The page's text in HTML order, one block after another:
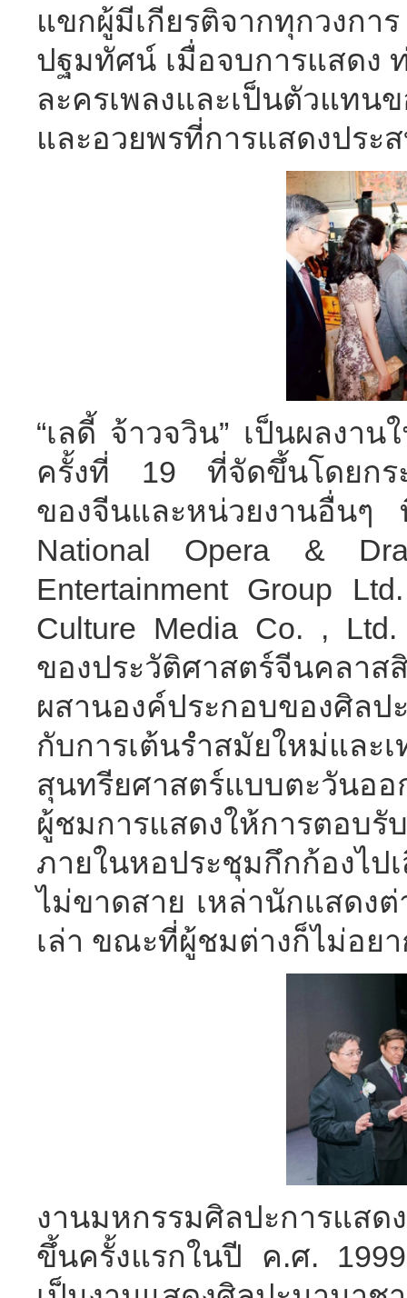
แขกผู้มีเกียรติจากทุกว
ปฐมทัศน์ เมื่อจบการแสดง
ละครเพลงและเป็นตัวแท
และอวยพรที่การแสดงประ
“เลดี้ จ้าวจวิน” เป็นผลงาน
ครั้งที่ 19 ที่จัดขึ้นโดยกระ
ของจีนและหน่วยงานอื่นๆ
National Opera &
Entertainment Group
Culture Media Co. , Ltd.
ของประวัติศาสตร์จีนคล
ผสานองค์ประกอบของศิลป
กับการเต้นรำสมัยใ
สุนทรียศาสตร์แบบตะวันอ
ผู้ชมการแสดงให้การตอบ
ภายในหอประชุมกึกก้องไป
ไม่ขาดสาย เหล่านักแสดง
เล่า ขณะที่ผู้ชมต่างก็ไม่อย
งานมหกรรมศิลปะการแส
ขึ้นครั้งแรกในปี ค.ศ.